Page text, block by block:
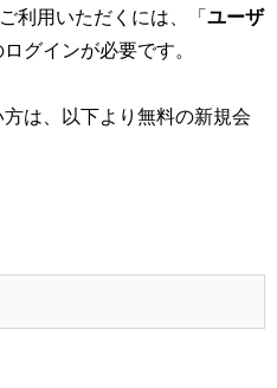
利用いただくには、「ユーザ
ログインが必要です。
は、以下より無料の新規会